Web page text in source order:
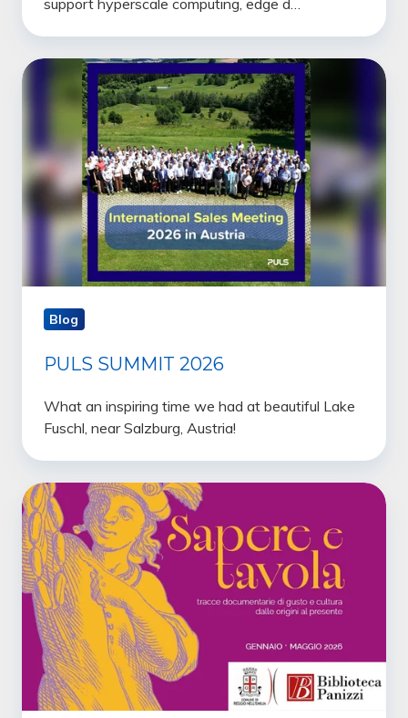
support hyperscale computing, edge d…
PULS
SUMMIT
Blog
PULS SUMMIT 2026
What an inspiring time we had at beautiful Lake
Fuschl, near Salzburg, Austria!
Food,
Art,
and
Technology